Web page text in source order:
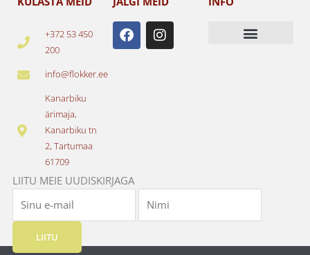
+372 53 450
200
info@flokker.ee
Kanarbiku
ärimaja,
Kanarbiku tn
2, Tartumaa
61709
F
a
c
I
n
s
LIITU MEIE UUDISKIRJAGA
LIITU